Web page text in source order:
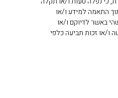
התאמה למידע ו/או
באשר לדיוקם ו/או
ו/או זכות תביעה כלפי